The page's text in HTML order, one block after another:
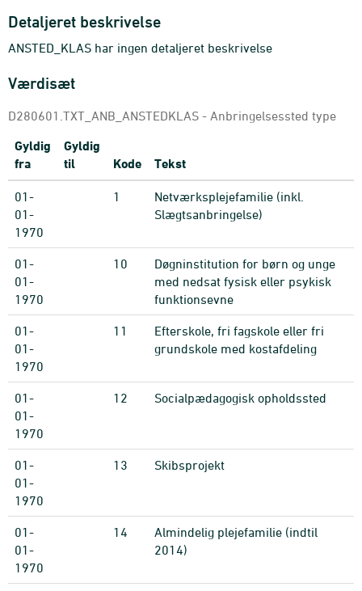
Detaljeret beskrivelse
ANSTED_KLAS har ingen detaljeret beskrivelse
Værdisæt
D280601.TXT_ANB_ANSTEDKLAS - Anbringelsessted type
Gyldig
fra
Gyldig
til
Kode Tekst
01-
01-
1970
1
Netværksplejefamilie (inkl.
Slægtsanbringelse)
01-
01-
1970
10
Døgninstitution for børn og unge
med nedsat fysisk eller psykisk
funktionsevne
01-
01-
1970
11
Efterskole, fri fagskole eller fri
grundskole med kostafdeling
01-
01-
1970
12 Socialpædagogisk opholdssted
01-
01-
1970
13 Skibsprojekt
01-
01-
1970
14
Almindelig plejefamilie (indtil
2014)